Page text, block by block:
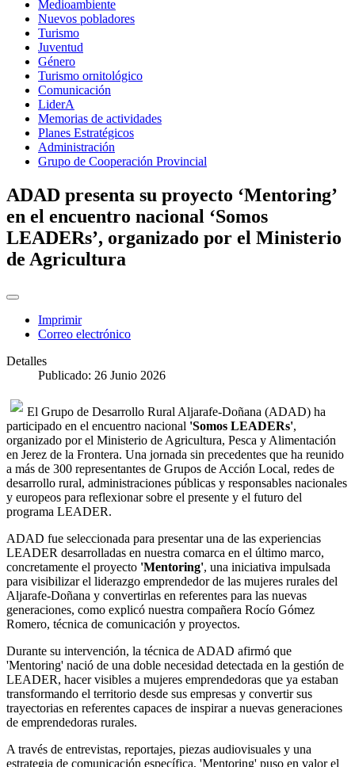
Medioambiente
Nuevos pobladores
Turismo
Juventud
Género
Turismo ornitológico
Comunicación
LiderA
Memorias de actividades
Planes Estratégicos
Administración
Grupo de Cooperación Provincial
ADAD presenta su proyecto ‘Mentoring’
en el encuentro nacional ‘Somos
LEADERs’, organizado por el Ministerio
de Agricultura
Imprimir
Correo electrónico
Detalles
Publicado: 26 Junio 2026
El Grupo de Desarrollo Rural Aljarafe-Doñana (ADAD) ha
participado en el encuentro nacional 'Somos LEADERs',
organizado por el Ministerio de Agricultura, Pesca y Alimentación
en Jerez de la Frontera. Una jornada sin precedentes que ha reunido
a más de 300 representantes de Grupos de Acción Local, redes de
desarrollo rural, administraciones públicas y responsables nacionales
y europeos para reflexionar sobre el presente y el futuro del
programa LEADER.
ADAD fue seleccionada para presentar una de las experiencias
LEADER desarrolladas en nuestra comarca en el último marco,
concretamente el proyecto 'Mentoring', una iniciativa impulsada
para visibilizar el liderazgo emprendedor de las mujeres rurales del
Aljarafe-Doñana y convertirlas en referentes para las nuevas
generaciones, como explicó nuestra compañera Rocío Gómez
Romero, técnica de comunicación y proyectos.
Durante su intervención, la técnica de ADAD afirmó que
'Mentoring' nació de una doble necesidad detectada en la gestión de
LEADER, hacer visibles a mujeres emprendedoras que ya estaban
transformando el territorio desde sus empresas y convertir sus
trayectorias en referentes capaces de inspirar a nuevas generaciones
de emprendedoras rurales.
A través de entrevistas, reportajes, piezas audiovisuales y una
estrategia de comunicación específica, 'Mentoring' puso en valor el